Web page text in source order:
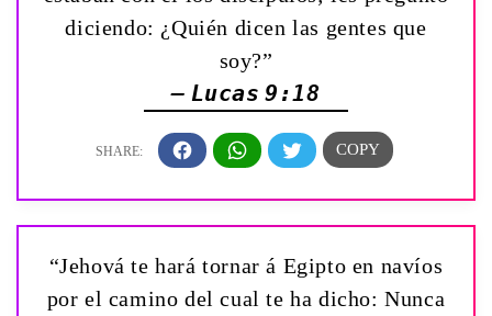
diciendo: ¿Quién dicen las gentes que
soy?”
— Lucas 9:18
“Jehová te hará tornar á Egipto en navíos
por el camino del cual te ha dicho: Nunca